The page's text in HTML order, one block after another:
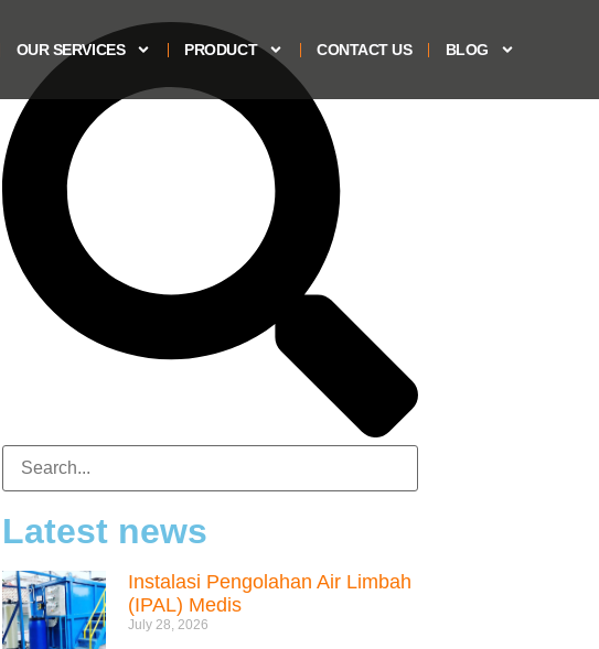
OUR SERVICES PRODUCT CONTACT US BLOG
Latest news
Instalasi Pengolahan Air Limbah
(IPAL) Medis
July 28, 2026